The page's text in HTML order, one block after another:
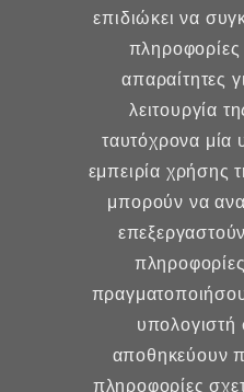
MD, MSc, FMH
Μαιευτήρας -
Γυναικολόγος
Μέλος ESHRE, ISA,
Γυναικολογία
Μαιευτική
επιδιώκει να
πληροφορίες
απαραίτητες
λειτουργία
ταυτόχρονα μία
εμπειρία χρήσης
μπορούν να
αποθηκεύουν
πληροφορίες